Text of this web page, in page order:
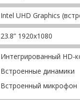
Intel UHD Graphics
23.8” 1920x1080
Интегрированный HD-
Встроенные динамики
Встроенный микрофон